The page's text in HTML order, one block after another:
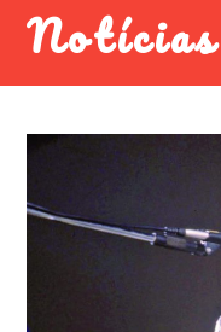
Notícias